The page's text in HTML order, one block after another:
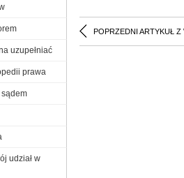
POPRZEDNI ARTYKUŁ Z
uzupełniać
prawa
udział w